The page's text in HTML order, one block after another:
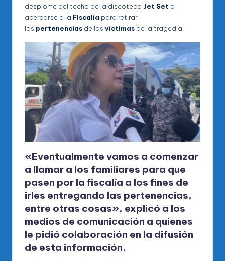
desplome del techo de la discoteca Jet Set a
acercarse a la Fiscalía para retirar
las pertenencias de las víctimas de la tragedia.
«Eventualmente vamos a comenzar
a llamar a los familiares para que
pasen por la fiscalía a los fines de
irles entregando las pertenencias,
entre otras cosas», explicó a los
medios de comunicación a quienes
le pidió colaboración en la difusión
de esta información.